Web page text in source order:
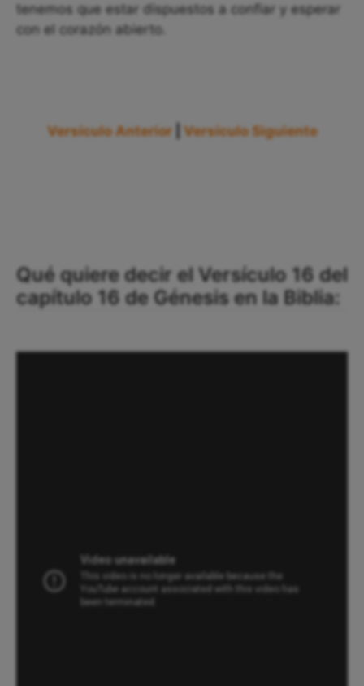
tenemos que estar dispuestos a confiar y esperar
con el corazón abierto.
Versículo Anterior Versículo Siguiente
Qué quiere decir el Versículo 16 del
capítulo 16 de Génesis en la Biblia: